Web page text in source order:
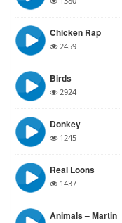
Chicken Rap
2459
Birds
2924
Donkey
1245
Real Loons
1437
Animals – Martin